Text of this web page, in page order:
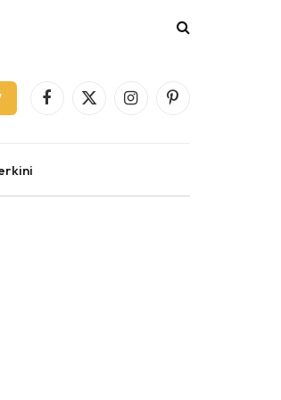
Facebook
X
InstagramPinterest